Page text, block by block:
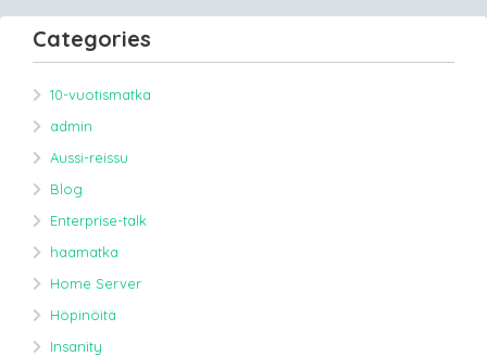
Categories
10-vuotismatka
admin
Aussi-reissu
Blog
Enterprise-talk
haamatka
Home Server
Höpinöitä
Insanity